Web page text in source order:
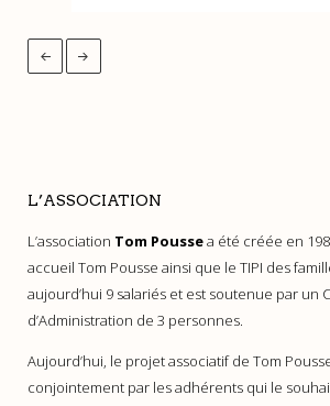
L’ASSOCIATION
L’association Tom Poussea été créée en
accueil Tom Pousse ainsi que le TIPI des
aujourd’hui 9 salariés et est soutenue par un
d’Administration de 3 personnes.
Aujourd’hui, le projet associatif de Tom
conjointement par les adhérents qui le